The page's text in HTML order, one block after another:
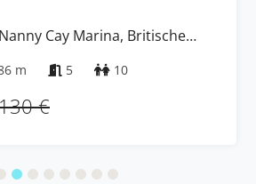
Cay Marina, Britische
m 5 10
€